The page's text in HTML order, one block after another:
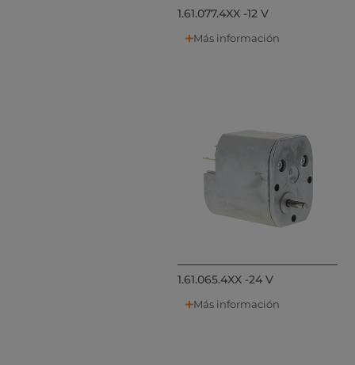
1.61.077.4XX -12 V
Más información
1.61.065.4XX -24 V
Más información